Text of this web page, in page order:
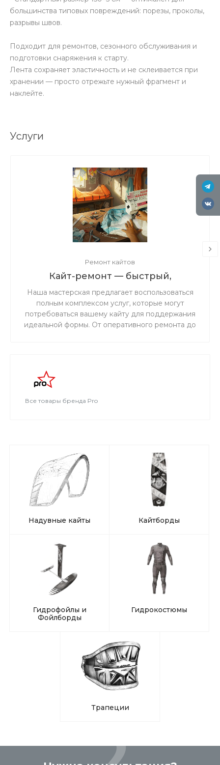
большинства типовых повреждений: порезы, проколы,
разрывы швов.
Подходит для ремонтов, сезонного обслуживания и
подготовки снаряжения к старту.
Лента сохраняет эластичность и не склеивается при
хранении — просто отрежьте нужный фрагмент и
наклейте.
Услуги
Ремонт кайтов
Кайт-ремонт — быстрый,
надёжный, с душой.
Наша мастерская предлагает воспользоваться
полным комплексом услуг, которые могут
потребоваться вашему кайту для поддержания
идеальной формы. От оперативного ремонта до
Все товары бренда Pro
Надувные кайты Кайтборды
Гидрофойлы и
Фойлборды
Гидрокостюмы
Трапеции